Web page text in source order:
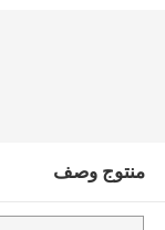
منتوج وصف